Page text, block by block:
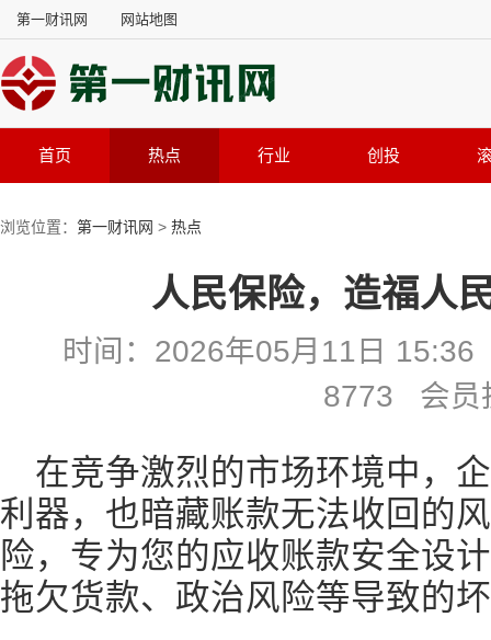
第一财讯网 网站地图
首页 热点 行业 创投
浏览位置： 第一财讯网 > 热点
人民保险，造福人
时间：2026年05月11日
8773 会员
在竞争激烈的市场环境中，
利器，也暗藏账款无法收回的
险，专为您的应收账款安全设
拖欠货款、政治风险等导致的